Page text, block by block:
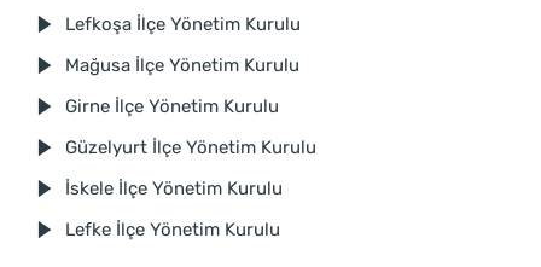
Lefkoşa İlçe Yönetim Kurulu
Mağusa İlçe Yönetim Kurulu
Girne İlçe Yönetim Kurulu
Güzelyurt İlçe Yönetim Kurulu
İskele İlçe Yönetim Kurulu
Lefke İlçe Yönetim Kurulu